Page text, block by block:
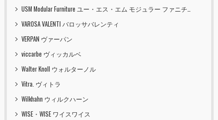
USM Modular Furniture ユー・エス・エム モジュラー ファニチャー
VAROSA VALENTI バロッサバレンティ
VERPAN ヴァーパン
viccarbe ヴィッカルベ
Walter Knoll ウォルターノル
Vitra. ヴィトラ
Wilkhahn ウィルクハーン
WISE・WISE ワイスワイス